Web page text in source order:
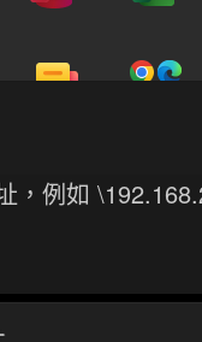
，例如